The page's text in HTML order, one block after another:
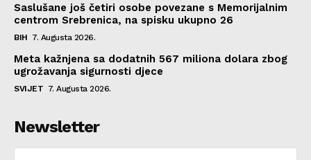
Saslušane još četiri osobe povezane s Memorijalnim
centrom Srebrenica, na spisku ukupno 26
BIH 7. Augusta 2026.
Meta kažnjena sa dodatnih 567 miliona dolara zbog
ugrožavanja sigurnosti djece
SVIJET 7. Augusta 2026.
Newsletter